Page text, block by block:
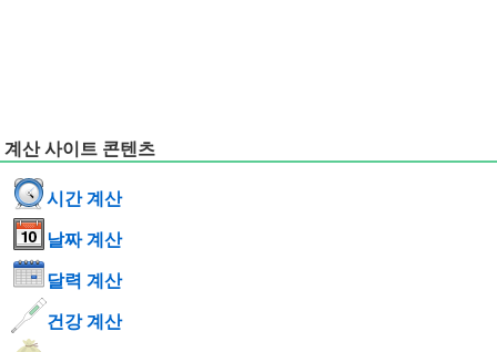
계산 사이트 콘텐츠
시간 계산
날짜 계산
달력 계산
건강 계산